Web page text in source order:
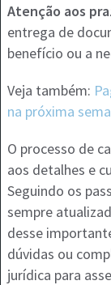
Atenção aos
entrega de
benefício ou a
Veja também:
na próxima
O processo de
aos detalhes e
Seguindo os
sempre
desse
dúvidas ou
jurídica para